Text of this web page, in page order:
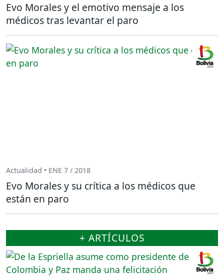
Evo Morales y el emotivo mensaje a los
médicos tras levantar el paro
Actualidad • ENE 7 / 2018
Evo Morales y su crítica a los médicos que
están en paro
+ ARTÍCULOS